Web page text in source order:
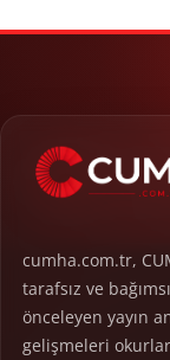
cumha.com.tr,
tarafsız ve
önceleyen yayın
gelişmeleri